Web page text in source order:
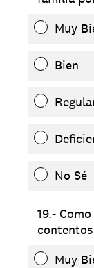
Muy
Bien
No Sé
19.-
Muy